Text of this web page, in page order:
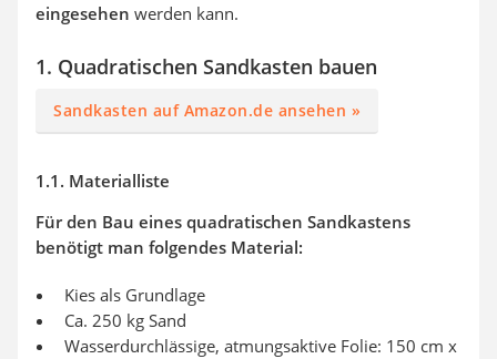
eingesehen werden kann.
1. Quadratischen Sandkasten bauen
Sandkasten auf Amazon.de ansehen »
1.1. Materialliste
Für den Bau eines quadratischen Sandkastens
benötigt man folgendes Material:
Kies als Grundlage
Ca. 250 kg Sand
Wasserdurchlässige, atmungsaktive Folie: 150 cm x